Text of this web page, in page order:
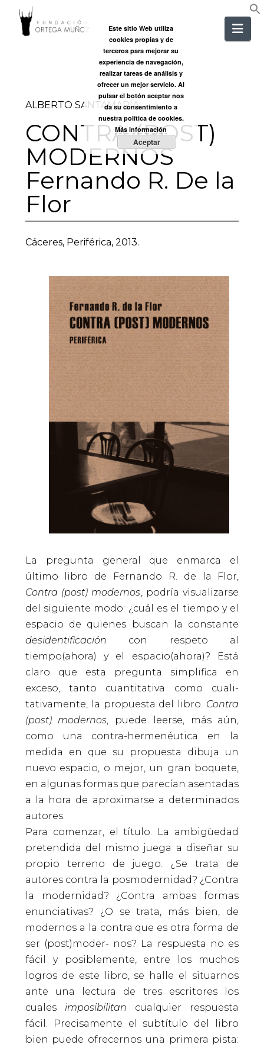
ORTEGA
MUÑOZ
ALBERTO SANTAMARÍA
CONTRA (POST)
MODERNOS
Fernando R. De la
Flor
Cáceres, Periférica, 2013.
La pregunta general que enmarca el
último libro de Fernando R. de la Flor,
Contra (post) modernos, podría visualizarse
del siguiente modo: ¿cuál es el tiempo y el
espacio de quienes buscan la constante
desidentificación con respeto al
tiempo(ahora) y el espacio(ahora)? Está
claro que esta pregunta simplifica en
exceso, tanto cuantitativa como cuali-
tativamente, la propuesta del libro. Contra
(post) modernos, puede leerse, más aún,
como una contra-hermenéutica en la
medida en que su propuesta dibuja un
nuevo espacio, o mejor, un gran boquete,
en algunas formas que parecían asentadas
a la hora de aproximarse a determinados
autores.
Para comenzar, el título. La ambigüedad
pretendida del mismo juega a diseñar su
propio terreno de juego. ¿Se trata de
autores contra la posmodernidad? ¿Contra
la modernidad? ¿Contra ambas formas
enunciativas? ¿O se trata, más bien, de
modernos a la contra que es otra forma de
ser (post)moder- nos? La respuesta no es
fácil y posiblemente, entre los muchos
logros de este libro, se halle el situarnos
ante una lectura de tres escritores los
cuales imposibilitan cualquier respuesta
fácil. Precisamente el subtítulo del libro
bien puede ofrecernos una primera pista:
Este sitio Web utiliza
cookies propias y de
terceros para mejorar su
experiencia de navegación,
realizar tareas de análisis y
ofrecer un mejor servicio. Al
pulsar el botón aceptar nos
da su consentimiento a
nuestra política de cookies.
Más información
Aceptar